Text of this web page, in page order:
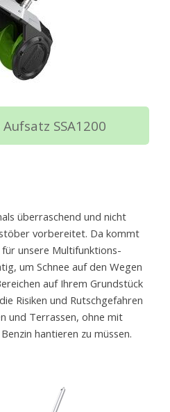
SSA1200
überraschend und nicht
vorbereitet. Da kommt
unsere Multifunktions-
um Schnee auf den Wegen
auf Ihrem Grundstück
Risiken und Rutschgefahren
und Terrassen, ohne mit
hantieren zu müssen.